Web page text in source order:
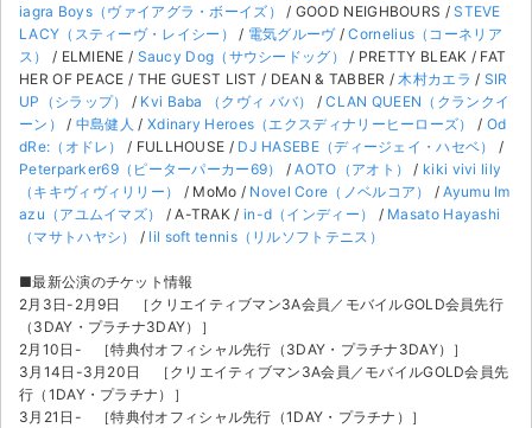
iagra Boys（ヴァイアグラ・ボーイズ）
/ GOOD NEIGHBOURS /STEVE
LACY（スティーヴ・レイシー）
/ 電気グルーヴ/Cornelius（コーネリア
ス）
/ ELMIENE / Saucy Dog（サウシードッグ）
/ PRETTY BLEAK / FAT
HER OF PEACE / THE GUEST LIST / DEAN & TABBER / 木村カエラ / SIR
UP（シラップ）
/ Kvi Baba （クヴィ ババ） /CLAN QUEEN（クランクイ
ーン）
/ 中島健人 / Xdinary Heroes（エクスディナリーヒーローズ） / Od
dRe:（オドレ）
/ FULLHOUSE / DJ HASEBE（ディージェイ・ハセベ）
/
Peterparker69（ピーターパーカー69）
/AOTO（アオト） / kiki vivi lily
（キキヴィヴィリリー）
/ MoMo / Novel Core（ノベルコア） /Ayumu Im
azu（アユムイマズ）
/ A-TRAK / in-d（インディー） / Masato Hayashi
（マサトハヤシ）
/ lil soft tennis（リルソフトテニス）
■最新公演のチケット情報
2月3日-2月9日 ［クリエイティブマン3A会員／モバイルGOLD会員先行
（3DAY・プラチナ3DAY）］
2月10日- ［特典付オフィシャル先行（3DAY・プラチナ3DAY）］
3月14日-3月20日 ［クリエイティブマン3A会員／モバイルGOLD会員先
行（1DAY・プラチナ）］
3月21日- ［特典付オフィシャル先行（1DAY・プラチナ）］